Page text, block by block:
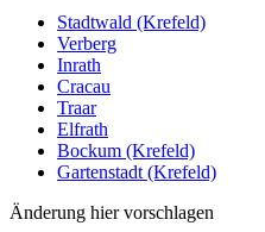
Stadtwald (Krefeld)
Verberg
Inrath
Cracau
Traar
Elfrath
Bockum (Krefeld)
Gartenstadt (Krefeld)
Änderung hier vorschlagen